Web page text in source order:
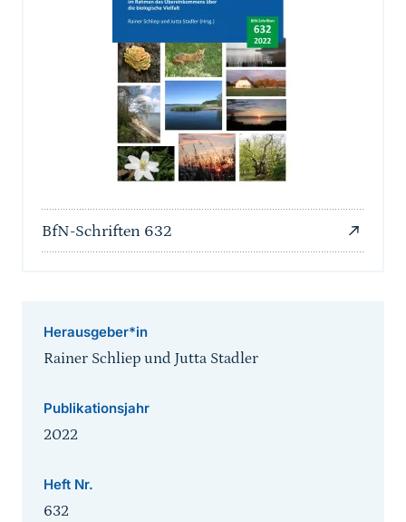
BfN-Schriften 632
Herausgeber*in
Rainer Schliep und Jutta Stadler
Publikationsjahr
2022
Heft Nr.
632